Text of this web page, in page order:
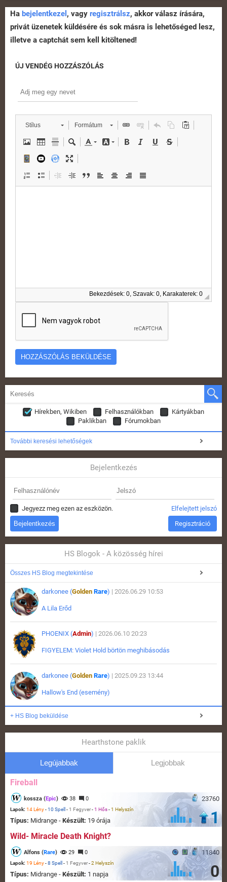
Ha bejelentkezel , vagy regisztrálsz, akkor válasz írására,
privát üzenetek küldésére és sok másra is lehetőséged lesz,
illetve a captchát sem kell kitöltened!
ÚJ VENDÉG HOZZÁSZÓLÁS
Stílus Formátum
Bekezdések: 0, Szavak: 0, Karakaterek: 0
Hírekben, Wikiben Felhasználókban
Kártyákban
Paklikban
Fórumokban
További keresési lehetőségek
Bejelentkezés
Jegyezz meg ezen az eszközön. Elfelejtett jelszó
Regisztráció
HS Blogok - A közösség hírei
Összes HS Blog megtekintése
darkonee (Golden Rare) | 2026.06.29 10:53
A Lila Erőd
PHOENIX (Admin) | 2026.06.10 20:23
FIGYELEM: Violet Hold börtön meghibásodás
darkonee (Golden Rare) | 2025.09.23 13:44
Hallow's End (esemény)
+ HS Blog beküldése
Hearthstone paklik
Legújabbak Legjobbak
Fireball
23760
kossza (Epic) 38 0
Lapok: 14 Lény-10 Spell - 1 Fegyver-1 Hős-1 Helyszín
Típus: Midrange - Készült: 19 órája 1
Wild- Miracle Death Knight?
11840
Alfons (Rare) 29 0
Lapok: 19 Lény-8 Spell - 1 Fegyver-2 Helyszín
Típus: Midrange - Készült: 1 napja 0